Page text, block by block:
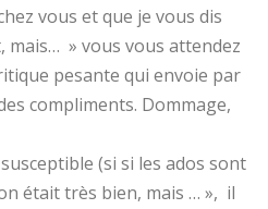
vous et que je vous dis
» vous vous attendez
pesante qui envoie par
compliments. Dommage,
(si si les ados sont
était très bien, mais … », il